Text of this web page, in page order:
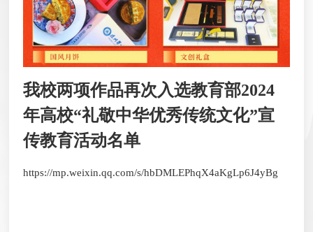
我校两项作品再次入选教育部2024
年高校“礼敬中华优秀传统文化”宣
传教育活动名单
​https://mp.weixin.qq.com/s/hbDMLEPhqX4aKgLp6J4yBg